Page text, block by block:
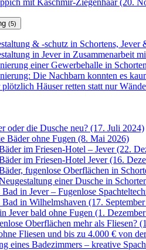
(5)
& -schutz in Schortens,
in Jever in Zusammenarbeit
einer Gewerbehalle in
Die Nachbarn konnten es
Häuser retten statt nur
oder die Dusche neu? (17. Juli 2024)
Bäder ohne Fugen (8. Mai 2026)
im Friesen-Hotel – Jever (22.
im Friesen-Hotel Jever (16.
fugenlose Oberflächen in
einer Dusche in
Bad in Jever – Fugenlose
Bad in Wilhelmshaven (17.
Jever bald ohne Fugen (1.
Oberflächen mehr als Fliesen?
Fliesen und bis zu 4.000 € von
eines Badezimmers – kreative